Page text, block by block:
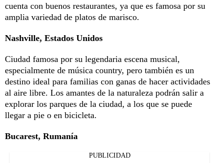
cuenta con buenos restaurantes, ya que es famosa por su
amplia variedad de platos de marisco.
Nashville, Estados Unidos
Ciudad famosa por su legendaria escena musical,
especialmente de música country, pero también es un
destino ideal para familias con ganas de hacer actividades
al aire libre. Los amantes de la naturaleza podrán salir a
explorar los parques de la ciudad, a los que se puede
llegar a pie o en bicicleta.
Bucarest, Rumanía
PUBLICIDAD